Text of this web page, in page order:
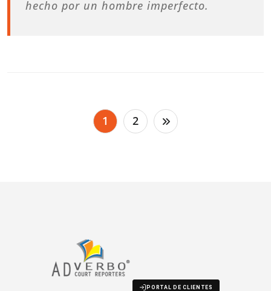
hecho por un hombre imperfecto.
1 2
PORTAL DE CLIENTES